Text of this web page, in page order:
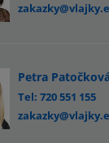
Petra
Tel: 720 551 155